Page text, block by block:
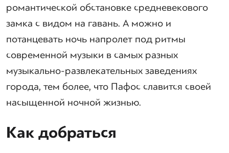
романтической обстановке средневекового
замка с видом на гавань. А можно и
потанцевать ночь напролет под ритмы
современной музыки в самых разных
музыкально-развлекательных заведениях
города, тем более, что Пафос славится своей
насыщенной ночной жизнью.
Как добраться